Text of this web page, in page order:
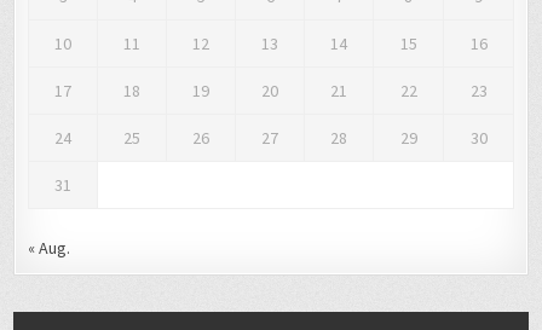
10 11 12 13 14 15 16
17 18 19 20 21 22 23
24 25 26 27 28 29 30
31
« Aug.